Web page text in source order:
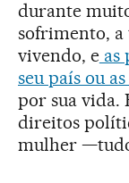
durante
sofrimento, a
vivendo, eas
seu país ou
por sua vida.
direitos
mulher